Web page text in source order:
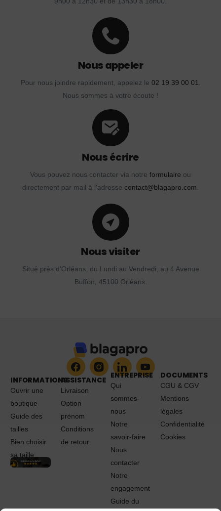
Nous appeler
Pour nous joindre rapidement, appelez le 02 19 39 00 01.
Nous sommes à votre écoute !
Nous écrire
Vous pouvez nous contacter via notre formulaire ou
directement par mail à l'adresse contact@blagapro.com.
Nous visiter
Situé près d'Orléans, du Lundi au Vendredi, au 4 Avenue
Buffon, 45100 Orléans.
INFORMATIONS
Ouvrir une
boutique
Guide des
tailles
Bien choisir
sa taille
ASSISTANCE
Livraison
Option
prénom
Conditions
de retour
ENTREPRISE
Qui
sommes-
nous
Notre
savoir-faire
Nous
contacter
Notre
engagement
Guide du
DOCUMENTS
CGU & CGV
Mentions
légales
Confidentialité
Cookies